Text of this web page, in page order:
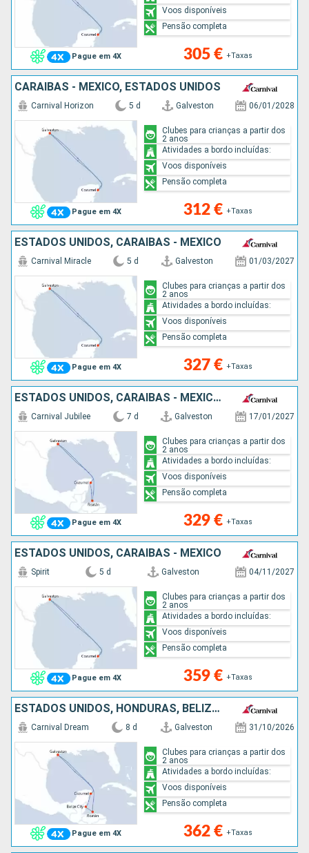
Pague em 4X 305 € +Taxas
Voos disponíveis
Pensão completa
CARAIBAS - MEXICO, ESTADOS UNIDOS
Pague em 4X
Carnival Horizon 5 d Galveston 06/01/2028
312 € +Taxas
Clubes para crianças a partir dos
2 anos
Atividades a bordo incluídas:
Voos disponíveis
Pensão completa
ESTADOS UNIDOS, CARAIBAS - MEXICO
Pague em 4X
Carnival Miracle 5 d Galveston 01/03/2027
327 € +Taxas
Clubes para crianças a partir dos
2 anos
Atividades a bordo incluídas:
Voos disponíveis
Pensão completa
ESTADOS UNIDOS, CARAIBAS - MEXICO, HONDURAS
Pague em 4X
Carnival Jubilee 7 d Galveston 17/01/2027
329 € +Taxas
Clubes para crianças a partir dos
2 anos
Atividades a bordo incluídas:
Voos disponíveis
Pensão completa
ESTADOS UNIDOS, CARAIBAS - MEXICO
Pague em 4X
Spirit 5 d Galveston 04/11/2027
359 € +Taxas
Clubes para crianças a partir dos
2 anos
Atividades a bordo incluídas:
Voos disponíveis
Pensão completa
ESTADOS UNIDOS, HONDURAS, BELIZE, CARAIBAS - MEXICO
Pague em 4X
Carnival Dream 8 d Galveston 31/10/2026
362 € +Taxas
Clubes para crianças a partir dos
2 anos
Atividades a bordo incluídas:
Voos disponíveis
Pensão completa